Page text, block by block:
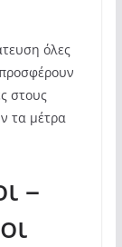
όλες
προσφέρουν
στους
τα μέτρα
–